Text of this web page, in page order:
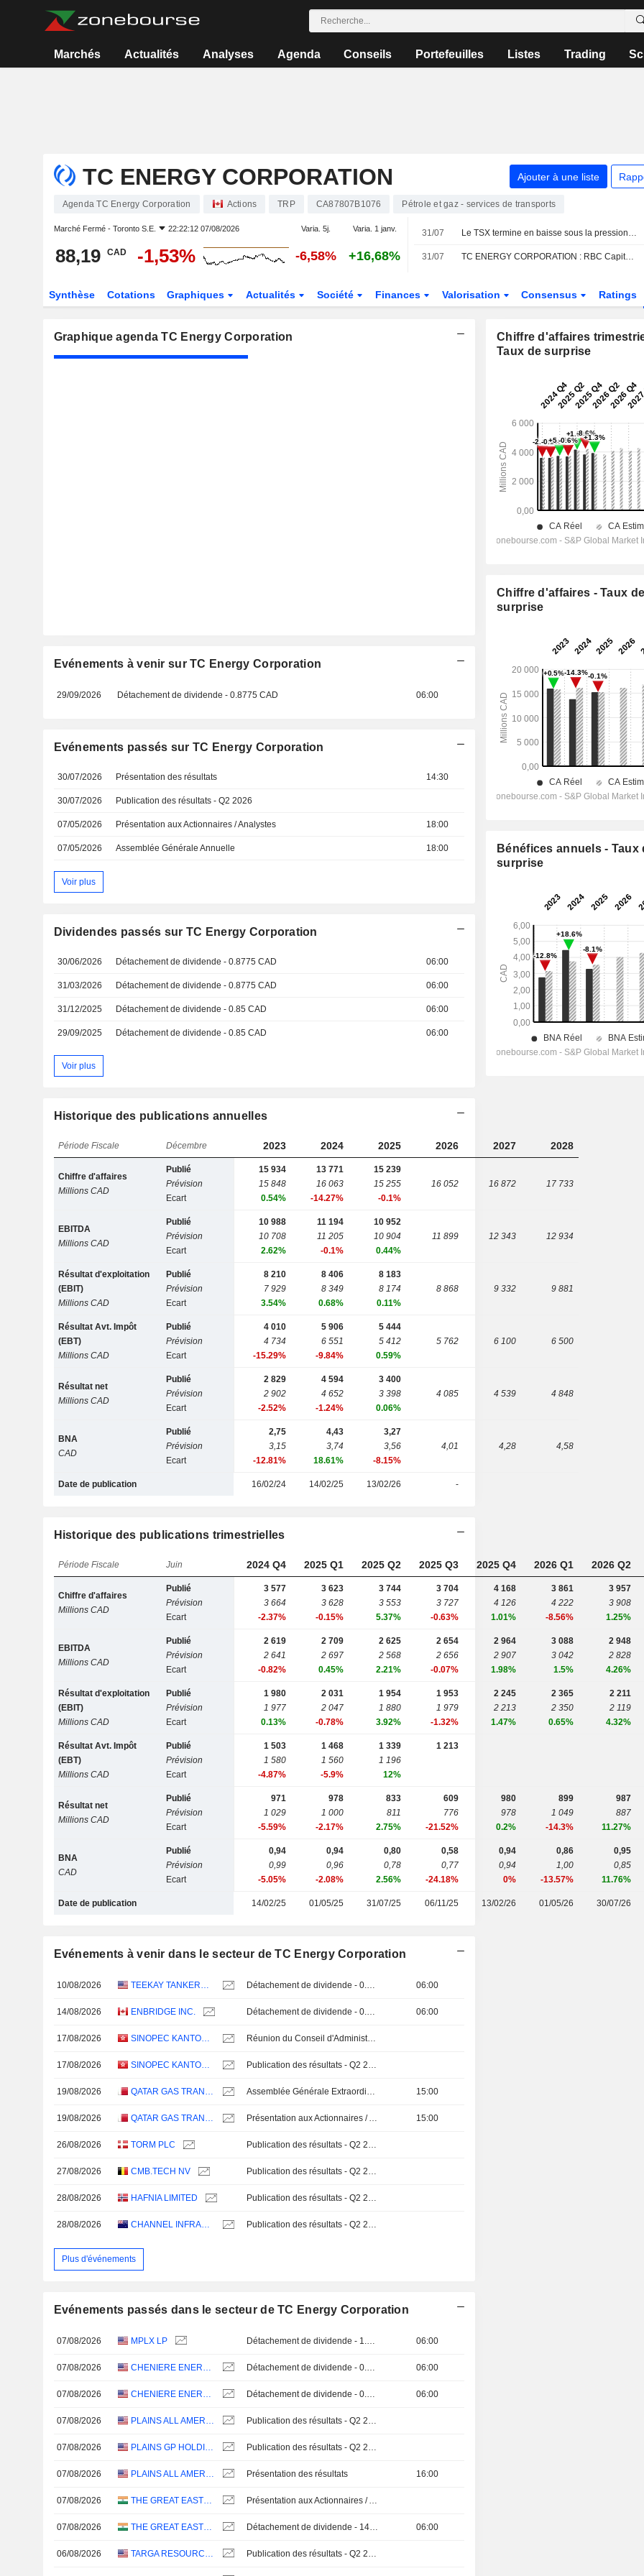
Marchés Actualités Analyses Agenda Conseils Portefeuilles Listes Trading
TC ENERGY CORPORATION Ajouter à une liste
Agenda TC Energy Corporation Actions TRP CA87807B1076 Pétrole et gaz - services de transports
Marché Fermé - Toronto S.E. 22:22:12 07/08/2026 Varia. 5j. Varia. 1 janv.
88,19 CAD -1,53% -6,58% +16,68%
31/07 Le TSX termine en baisse sous la pression de l'or, mais signe un quatrième mois consécutif de gains
31/07 TC ENERGY CORPORATION : RBC Capital Markets persiste à l'achat
Synthèse Cotations Graphiques Actualités Société Finances Valorisation Consensus Ratings
Graphique agenda TC Energy Corporation
Evénements à venir sur TC Energy Corporation
29/09/2026 Détachement de dividende - 0.8775 CAD 06:00
Evénements passés sur TC Energy Corporation
30/07/2026 Présentation des résultats 14:30
30/07/2026 Publication des résultats - Q2 2026
07/05/2026 Présentation aux Actionnaires / Analystes 18:00
07/05/2026 Assemblée Générale Annuelle 18:00
Voir plus
Dividendes passés sur TC Energy Corporation
30/06/2026 Détachement de dividende - 0.8775 CAD 06:00
31/03/2026 Détachement de dividende - 0.8775 CAD 06:00
31/12/2025 Détachement de dividende - 0.85 CAD 06:00
29/09/2025 Détachement de dividende - 0.85 CAD 06:00
Voir plus
Historique des publications annuelles
Période Fiscale Décembre 2023 2024 2025 2026 2027 2028
Chiffre d'affaires
Millions CAD
Publié
Prévision
Ecart
15 934
15 848
0.54%
13 771
16 063
-14.27%
15 239
15 255
-0.1%
16 052 16 872 17 733
EBITDA
Millions CAD
Publié
Prévision
Ecart
10 988
10 708
2.62%
11 194
11 205
-0.1%
10 952
10 904
0.44%
11 899 12 343 12 934
Résultat d'exploitation
(EBIT)
Millions CAD
Publié
Prévision
Ecart
8 210
7 929
3.54%
8 406
8 349
0.68%
8 183
8 174
0.11%
8 868 9 332 9 881
Résultat Avt. Impôt
(EBT)
Millions CAD
Publié
Prévision
Ecart
4 010
4 734
-15.29%
5 906
6 551
-9.84%
5 444
5 412
0.59%
5 762 6 100 6 500
Résultat net
Millions CAD
Publié
Prévision
Ecart
2 829
2 902
-2.52%
4 594
4 652
-1.24%
3 400
3 398
0.06%
4 085 4 539 4 848
BNA
CAD
Publié
Prévision
Ecart
2,75
3,15
-12.81%
4,43
3,74
18.61%
3,27
3,56
-8.15%
4,01 4,28 4,58
Date de publication 16/02/24 14/02/25 13/02/26 -
Historique des publications trimestrielles
Période Fiscale Juin 2024 Q4 2025 Q1 2025 Q2 2025 Q3 2025 Q4 2026 Q1 2026 Q2
Chiffre d'affaires
Millions CAD
Publié
Prévision
Ecart
3 577
3 664
-2.37%
3 623
3 628
-0.15%
3 744
3 553
5.37%
3 704
3 727
-0.63%
4 168
4 126
1.01%
3 861
4 222
-8.56%
3 957
3 908
1.25%
EBITDA
Millions CAD
Publié
Prévision
Ecart
2 619
2 641
-0.82%
2 709
2 697
0.45%
2 625
2 568
2.21%
2 654
2 656
-0.07%
2 964
2 907
1.98%
3 088
3 042
1.5%
2 948
2 828
4.26%
Résultat d'exploitation
(EBIT)
Millions CAD
Publié
Prévision
Ecart
1 980
1 977
0.13%
2 031
2 047
-0.78%
1 954
1 880
3.92%
1 953
1 979
-1.32%
2 245
2 213
1.47%
2 365
2 350
0.65%
2 211
2 119
4.32%
Résultat Avt. Impôt
(EBT)
Millions CAD
Publié
Prévision
Ecart
1 503
1 580
-4.87%
1 468
1 560
-5.9%
1 339
1 196
12%
1 213
Résultat net
Millions CAD
Publié
Prévision
Ecart
971
1 029
-5.59%
978
1 000
-2.17%
833
811
2.75%
609
776
-21.52%
980
978
0.2%
899
1 049
-14.3%
987
887
11.27%
BNA
CAD
Publié
Prévision
Ecart
0,94
0,99
-5.05%
0,94
0,96
-2.08%
0,80
0,78
2.56%
0,58
0,77
-24.18%
0,94
0,94
0%
0,86
1,00
-13.57%
0,95
0,85
11.76%
Date de publication 14/02/25 01/05/25 31/07/25 06/11/25 13/02/26 01/05/26 30/07/26
Evénements à venir dans le secteur de TC Energy Corporation
10/08/2026 TEEKAY TANKERS LTD. Détachement de dividende - 0.25 USD 06:00
14/08/2026 ENBRIDGE INC. Détachement de dividende - 0.97 CAD 06:00
17/08/2026 SINOPEC KANTONS HOLDINGS LIMITED Réunion du Conseil d'Administration
17/08/2026 SINOPEC KANTONS HOLDINGS LIMITED Publication des résultats - Q2 2026
19/08/2026 QATAR GAS TRANSPORT COMPANY LIMITED (NAKILAT) (QPSC) Assemblée Générale Extraordinaire 15:00
19/08/2026 QATAR GAS TRANSPORT COMPANY LIMITED (NAKILAT) (QPSC) Présentation aux Actionnaires / Analystes 15:00
26/08/2026 TORM PLC Publication des résultats - Q2 2026
27/08/2026 CMB.TECH NV Publication des résultats - Q2 2026
28/08/2026 HAFNIA LIMITED Publication des résultats - Q2 2026
28/08/2026 CHANNEL INFRASTRUCTURE NZ LIMITED Publication des résultats - Q2 2026
Plus d'événements
Evénements passés dans le secteur de TC Energy Corporation
07/08/2026 MPLX LP 06:00
07/08/2026 06:00
07/08/2026 06:00
07/08/2026
07/08/2026
07/08/2026 Présentation des résultats 16:00
07/08/2026
07/08/2026 06:00
06/08/2026
Chiffre d'affaires
Taux de surprise
Chiffre d'affaires - Taux de
surprise
Bénéfices annuels - Taux
surprise